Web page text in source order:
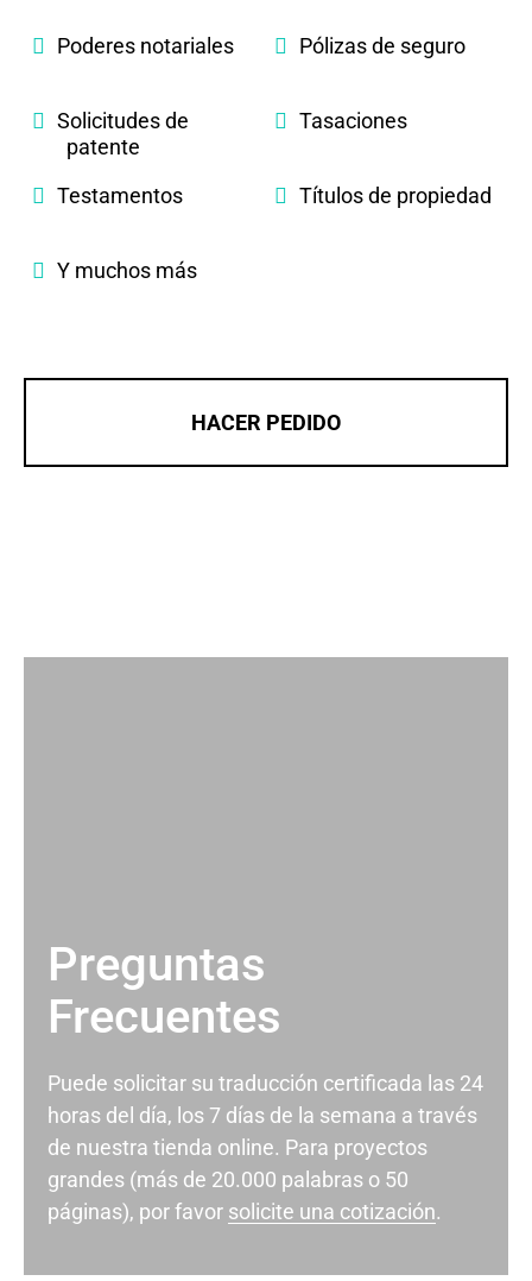
Poderes notariales Pólizas de seguro
Solicitudes de
patente
Tasaciones
Testamentos Títulos de propiedad
Y muchos más
HACER PEDIDO
Preguntas
Frecuentes
Puede solicitar su traducción certificada las 24
horas del día, los 7 días de la semana a través
de nuestra tienda online. Para proyectos
grandes (más de 20.000 palabras o 50
páginas), por favor solicite una cotización.